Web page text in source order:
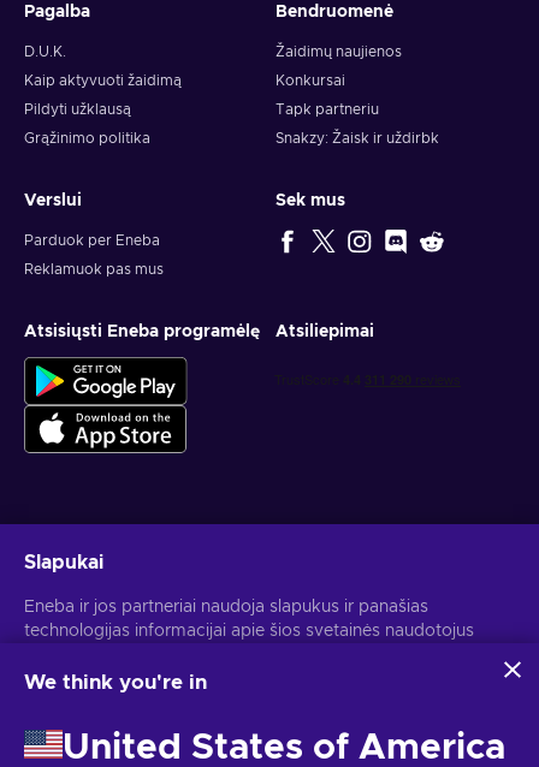
Pagalba
D.U.K.
Kaip aktyvuoti žaidimą
Pildyti užklausą
Grąžinimo politika
Bendruomenė
Žaidimų naujienos
Konkursai
Tapk partneriu
Snakzy: Žaisk ir uždirbk
Verslui
Parduok per Eneba
Reklamuok pas mus
Sek mus
Atsisiųsti Eneba programėlę Atsiliepimai
Atšaukti prenumeratą gali bet kada. Daugiau informacijos rasi
Slapukai
Eneba ir jos partneriai naudoja slapukus ir panašias
technologijas informacijai apie šios svetainės naudotojus
pagerintume svetainės turinį, reklamą ir kitas paslaugas. Tavo
skelbimams personalizuoti.
Spustelėjus "Sutinku su viskuo", tu sutinki, kad Eneba ir jos
We think you're in
United States of America